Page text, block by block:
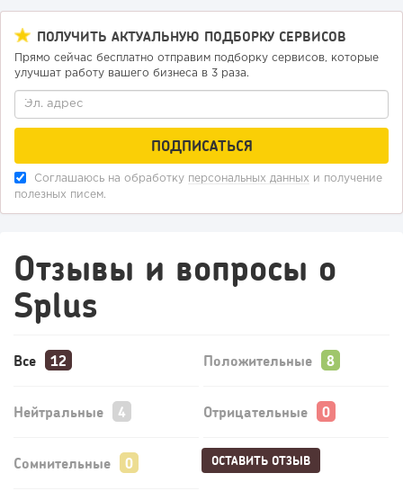
ПОЛУЧИТЬ АКТУАЛЬНУЮ ПОДБОРКУ СЕРВИСОВ
Прямо сейчас бесплатно отправим подборку сервисов, которые
улучшат работу вашего бизнеса в 3 раза.
Соглашаюсь на обработку персональных данных и получение
полезных писем.
Отзывы и вопросы о
Splus
Все Положительные
Нейтральные Отрицательные
Сомнительные ОСТАВИТЬ ОТЗЫВ